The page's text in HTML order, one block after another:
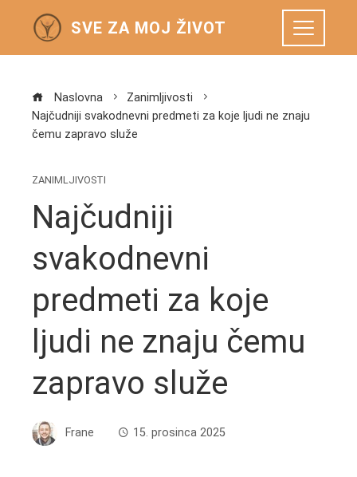
SVE ZA MOJ ŽIVOT
Naslovna
Zanimljivosti
Najčudniji svakodnevni predmeti za koje ljudi ne znaju
čemu zapravo služe
ZANIMLJIVOSTI
Najčudniji
svakodnevni
predmeti za koje
ljudi ne znaju čemu
zapravo služe
Frane 15. prosinca 2025